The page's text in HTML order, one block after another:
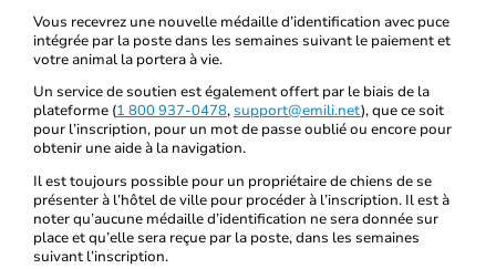
Vous recevrez une nouvelle médaille d’identification avec puce
intégrée par la poste dans les semaines suivant le paiement et
votre animal la portera à vie.
Un service de soutien est également offert par le biais de la
plateforme (1 800 937-0478,support@emili.net), que ce soit
pour l’inscription, pour un mot de passe oublié ou encore pour
obtenir une aide à la navigation.
Il est toujours possible pour un propriétaire de chiens de se
présenter à l’hôtel de ville pour procéder à l’inscription. Il est à
noter qu’aucune médaille d’identification ne sera donnée sur
place et qu’elle sera reçue par la poste, dans les semaines
suivant l’inscription.